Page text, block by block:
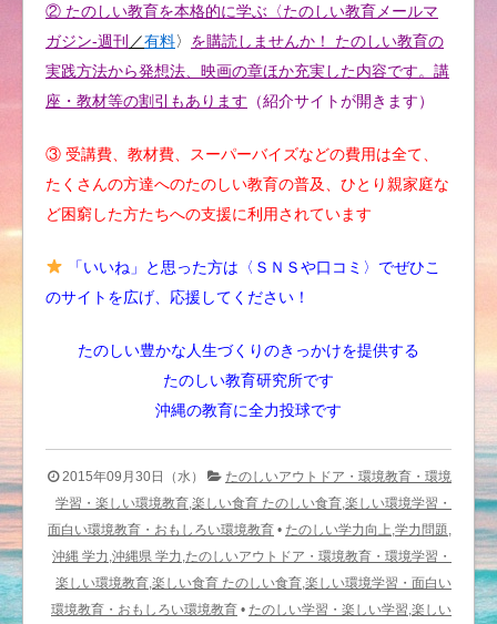
② たのしい教育を本格的に学ぶ〈たのしい教育メールマ
ガジン-週刊 ／有料〉 を購読しませんか！ たのしい教育の
実践方法から発想法、映画の章ほか充実した内容です。講
座・教材等の割引もあります （紹介サイトが開きます）
③ 受講費、教材費、スーパーバイズなどの費用は全て、
たくさんの方達へのたのしい教育の普及、ひとり親家庭な
ど困窮した方たちへの支援に利用されています
「いいね」と思った方は〈ＳＮＳや口コミ〉でぜひこ
のサイトを広げ、応援してください！
たのしい豊かな人生づくりのきっかけを提供する
たのしい教育研究所です
沖縄の教育に全力投球です
2015年09月30日（水）
たのしいアウトドア・環境教育・環境
学習・楽しい環境教育,楽しい食育 たのしい食育,楽しい環境学習・
面白い環境教育・おもしろい環境教育 • たのしい学力向上,学力問題,
沖縄 学力,沖縄県 学力,たのしいアウトドア・環境教育・環境学習・
楽しい環境教育,楽しい食育 たのしい食育,楽しい環境学習・面白い
環境教育・おもしろい環境教育 • たのしい学習・楽しい学習,楽しい